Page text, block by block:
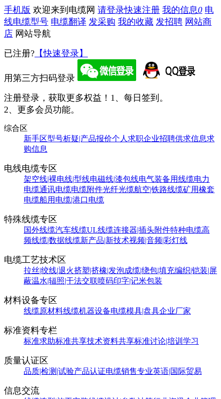
手机版 欢迎来到电缆网 请登录快速注册 我的信息0 电
线电缆型号 电缆翻译 发采购 我的收藏 发招聘 网站商
店 网站导航
已注册? 【快速登录】
用第三方扫码登录
注册登录，获取更多权益！ 1、每日签到。
2、更多会员功能。
综合区
新手区型号析疑|产品报价个人求职企业招聘供求信息求
购信息
电线电缆专区
架空线|裸电线|型线电磁线|漆包线电气装备用线缆电力
电缆通讯电缆电缆附件光纤光缆航空|铁路线缆矿用橡套
电缆船用电缆|港口电缆
特殊线缆专区
国外线缆汽车线缆UL线缆连接器|插头附件特种电缆高
频线缆|数据线缆新产品|新技术视频|音频|彩灯线
电缆工艺技术区
拉丝|绞线|退火挤塑|挤橡|发泡成缆|绕包|填充编织|铠装|屏
蔽温水|辐照|干法交联喷码印字|记米包装
材料设备专区
线缆原材料线缆机器设备电缆模具|盘具企业厂家
标准资料专栏
标准求助标准共享技术资料共享标准讨论|培训学习
质量认证区
品质|检测|试验产品认证电缆销售专业英语|国际贸易
信息交流